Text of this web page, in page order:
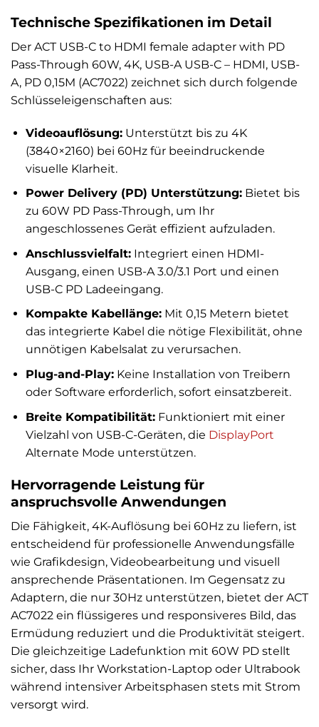
Technische Spezifikationen im Detail
Der ACT USB-C to HDMI female adapter with PD
Pass-Through 60W, 4K, USB-A USB-C – HDMI, USB-
A, PD 0,15M (AC7022) zeichnet sich durch folgende
Schlüsseleigenschaften aus:
Videoauflösung:Unterstützt bis zu 4K
(3840×2160) bei 60Hz für beeindruckende
visuelle Klarheit.
Power Delivery (PD) Unterstützung:Bietet bis
zu 60W PD Pass-Through, um Ihr
angeschlossenes Gerät effizient aufzuladen.
Anschlussvielfalt:Integriert einen HDMI-
Ausgang, einen USB-A 3.0/3.1 Port und einen
USB-C PD Ladeeingang.
Kompakte Kabellänge:Mit 0,15 Metern bietet
das integrierte Kabel die nötige Flexibilität, ohne
unnötigen Kabelsalat zu verursachen.
Plug-and-Play:Keine Installation von Treibern
oder Software erforderlich, sofort einsatzbereit.
Breite Kompatibilität:Funktioniert mit einer
Vielzahl von USB-C-Geräten, die DisplayPort
Alternate Mode unterstützen.
Hervorragende Leistung für
anspruchsvolle Anwendungen
Die Fähigkeit, 4K-Auflösung bei 60Hz zu liefern, ist
entscheidend für professionelle Anwendungsfälle
wie Grafikdesign, Videobearbeitung und visuell
ansprechende Präsentationen. Im Gegensatz zu
Adaptern, die nur 30Hz unterstützen, bietet der ACT
AC7022 ein flüssigeres und responsiveres Bild, das
Ermüdung reduziert und die Produktivität steigert.
Die gleichzeitige Ladefunktion mit 60W PD stellt
sicher, dass Ihr Workstation-Laptop oder Ultrabook
während intensiver Arbeitsphasen stets mit Strom
versorgt wird.